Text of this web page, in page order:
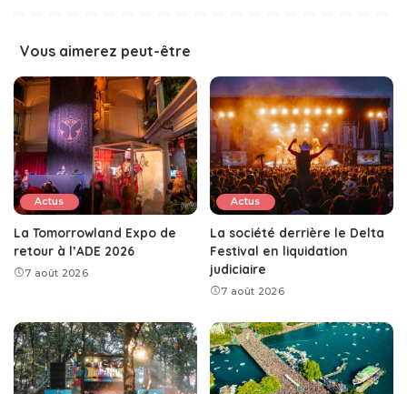
Vous aimerez peut-être
Actus
La Tomorrowland Expo de
retour à l’ADE 2026
7 août 2026
Actus
La société derrière le Delta
Festival en liquidation
judiciaire
7 août 2026